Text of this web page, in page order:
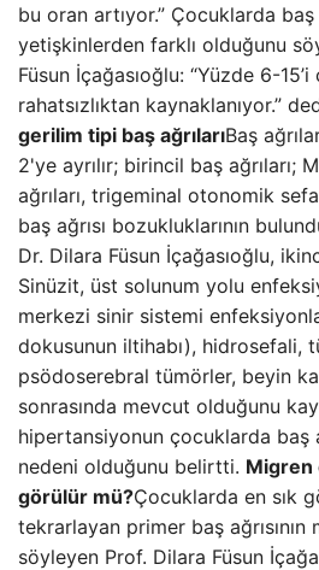
bu oran artıyor.” Çocuklarda
yetişkinlerden farklı olduğunu
Füsun İçağasıoğlu: “Yüzde 6-
rahatsızlıktan kaynaklanıyor.”
gerilim tipi baş ağrılarıBaş
2'ye ayrılır; birincil baş ağrıları;
ağrıları, trigeminal otonomik
baş ağrısı bozukluklarının
Dr. Dilara Füsun İçağasıoğlu,
Sinüzit, üst solunum yolu
merkezi sinir sistemi
dokusunun iltihabı), hidrosefali,
psödoserebral tümörler, beyin
sonrasında mevcut olduğunu
hipertansiyonun çocuklarda baş
nedeni olduğunu belirtti. Migren
görülür mü?Çocuklarda en sık
tekrarlayan primer baş
söyleyen Prof. Dilara Füsun